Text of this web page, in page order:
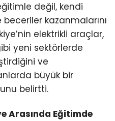
değil, kendi
kazanmalarını
elektrikli araçlar,
yeni sektörlerde
ve
büyük bir
belirtti.
Arasında Eğitimde